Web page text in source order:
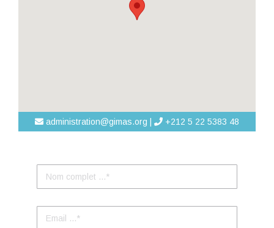
administration@gimas.org | +212 5 22 5383 48